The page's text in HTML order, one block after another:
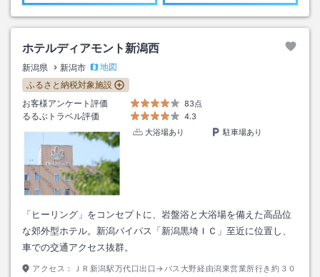
ホテルディアモント新潟西
新潟県 新潟市
地図
ふるさと納税対象施設
お客様アンケート評価
83点
るるぶトラベル評価
4.3
大浴場あり
駐車場あり
「ヒーリング」をコンセプトに、岩盤浴と大浴場を備えた高品位
な郊外型ホテル。新潟バイパス「新潟黒埼ＩＣ」至近に位置し、
車での交通アクセス抜群。
アクセス：
ＪＲ新潟駅万代口出口→バス大野経由潟東営業所行き約３０